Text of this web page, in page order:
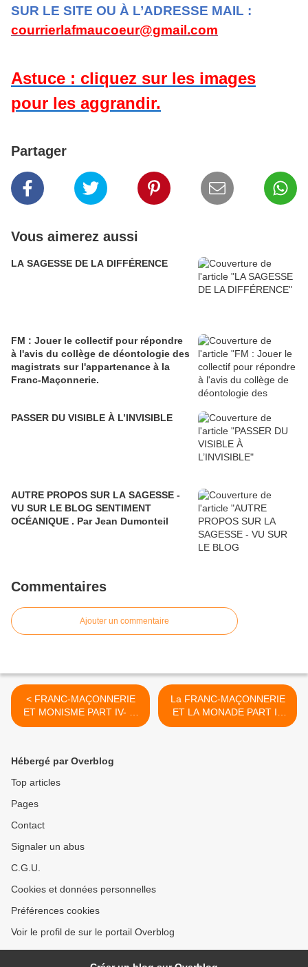
SUR LE SITE OU À L’ADRESSE MAIL :
courrierlafmaucoeur@gmail.com
Astuce : cliquez sur les images
pour les aggrandir.
Partager
Vous aimerez aussi
LA SAGESSE DE LA DIFFÉRENCE
FM : Jouer le collectif pour répondre
à l'avis du collège de déontologie des
magistrats sur l'appartenance à la
Franc-Maçonnerie.
PASSER DU VISIBLE À L’INVISIBLE
AUTRE PROPOS SUR LA SAGESSE -
VU SUR LE BLOG SENTIMENT
OCÉANIQUE . Par Jean Dumonteil
Commentaires
Ajouter un commentaire
< FRANC-MAÇONNERIE
ET MONISME PART IV- B.
SPINOZA
La FRANC-MAÇONNERIE
ET LA MONADE PART II-
Le Chemin de la Monade
Hébergé par Overblog
Top articles
Pages
Contact
Signaler un abus
C.G.U.
Cookies et données personnelles
Préférences cookies
Voir le profil de sur le portail Overblog